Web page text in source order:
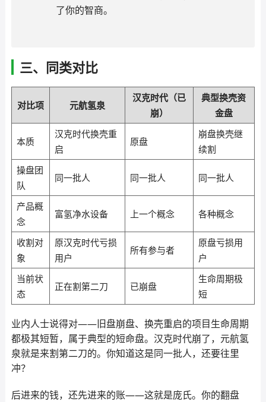
了你的智商。
三、同类对比
对比项 元航氢泉
汉克时代（已
崩）
典型换壳资
金盘
本质
汉克时代换壳重
启
原盘
崩盘换壳继
续割
操盘团
队
同一批人 同一批人 同一批人
产品概
念
富氢净水设备 上一个概念 各种概念
收割对
象
原汉克时代亏损
用户
所有参与者
原盘亏损用
户
当前状
态
正在割第二刀 已崩盘
生命周期极
短
业内人士说得对——旧盘崩盘、换壳重启的项目生命周期
都极其短暂，属于典型的短命盘。汉克时代崩了，元航氢
泉就是来割第二刀的。你知道这是同一批人，还要往里
冲？
后进来的钱，还先进来的账——这就是庞氏。你的翻盘